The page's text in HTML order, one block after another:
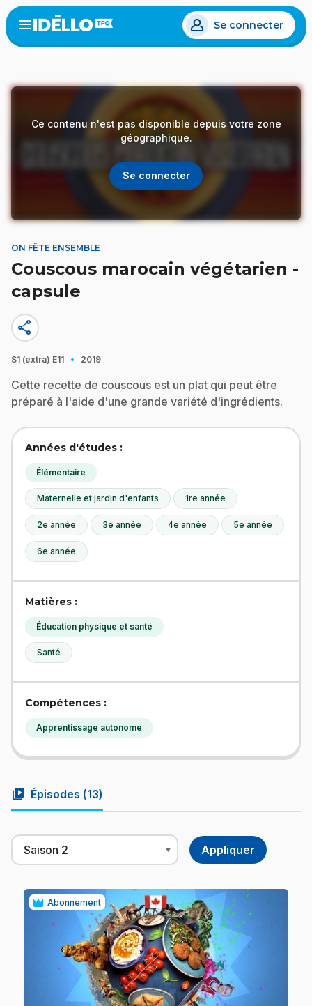
Aller
au
contenu
Open
menu
Se connecter
Ce contenu n'est pas disponible depuis votre zone
géographique.
Se connecter
ON FÊTE ENSEMBLE
Couscous marocain végétarien -
capsule
share
S1 (extra) E11 · 2019
Cette recette de couscous est un plat qui peut être
préparé à l'aide d'une grande variété d'ingrédients.
Années d'études :
Élémentaire
Maternelle et jardin d'enfants 1re année
2e année 3e année 4e année 5e année
6e année
Matières :
Éducation physique et santé
Santé
Compétences :
Apprentissage autonome
video_library Épisodes (13)
Abonnement